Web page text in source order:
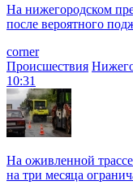
На нижегородском
после вероятного
corner
Происшествия
10:31
На оживленной
на три месяца